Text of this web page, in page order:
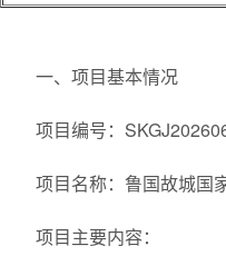
一、项目基本情况
项目编号：
项目名称：鲁国故城国
项目主要内容：